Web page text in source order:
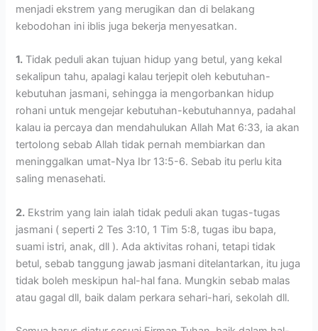
menjadi ekstrem yang merugikan dan di belakang
kebodohan ini iblis juga bekerja menyesatkan.
1. Tidak peduli akan tujuan hidup yang betul, yang kekal
sekalipun tahu, apalagi kalau terjepit oleh kebutuhan-
kebutuhan jasmani, sehingga ia mengorbankan hidup
rohani untuk mengejar kebutuhan-kebutuhannya, padahal
kalau ia percaya dan mendahulukan Allah Mat 6:33, ia akan
tertolong sebab Allah tidak pernah membiarkan dan
meninggalkan umat-Nya Ibr 13:5-6. Sebab itu perlu kita
saling menasehati.
2. Ekstrim yang lain ialah tidak peduli akan tugas-tugas
jasmani ( seperti 2 Tes 3:10, 1 Tim 5:8, tugas ibu bapa,
suami istri, anak, dll ). Ada aktivitas rohani, tetapi tidak
betul, sebab tanggung jawab jasmani ditelantarkan, itu juga
tidak boleh meskipun hal-hal fana. Mungkin sebab malas
atau gagal dll, baik dalam perkara sehari-hari, sekolah dll.